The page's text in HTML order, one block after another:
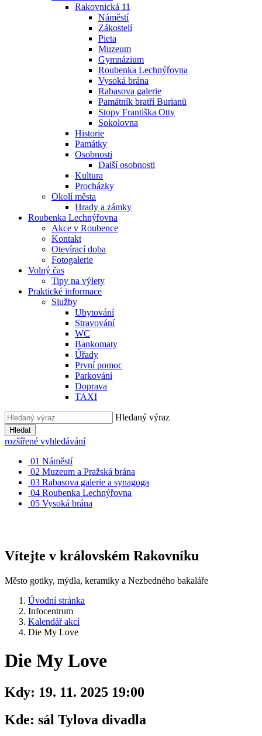
Rakovnická 11
Náměstí
Zákostelí
Pieta
Muzeum
Gymnázium
Roubenka Lechnýřovna
Vysoká brána
Rabasova galerie
Památník bratří Burianů
Stopy Františka Otty
Sokolovna
Historie
Památky
Osobnosti
Další osobnosti
Kultura
Procházky
Okolí města
Hrady a zámky
Roubenka Lechnýřovna
Akce v Roubence
Kontakt
Otevírací doba
Fotogalerie
Volný čas
Tipy na výlety
Praktické informace
Služby
Ubytování
Stravování
WC
Bankomaty
Úřady
První pomoc
Parkování
Doprava
TAXI
Hledaný výraz
Hledat
rozšířené vyhledávání
01 Náměstí
02 Muzeum a Pražská brána
03 Rabasova galerie a synagoga
04 Roubenka Lechnýřovna
05 Vysoká brána
Vítejte v královském Rakovníku
Město gotiky, mýdla, keramiky a Nezbedného bakaláře
Úvodní stránka
Infocentrum
Kalendář akcí
Die My Love
Die My Love
Kdy: 19. 11. 2025 19:00
Kde: sál Tylova divadla